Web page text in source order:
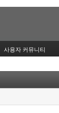
사용자 커뮤니티